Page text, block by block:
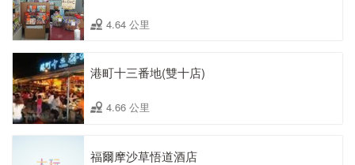
4.64 公里
港町十三番地(雙十店)
4.66 公里
福爾摩沙草悟道酒店